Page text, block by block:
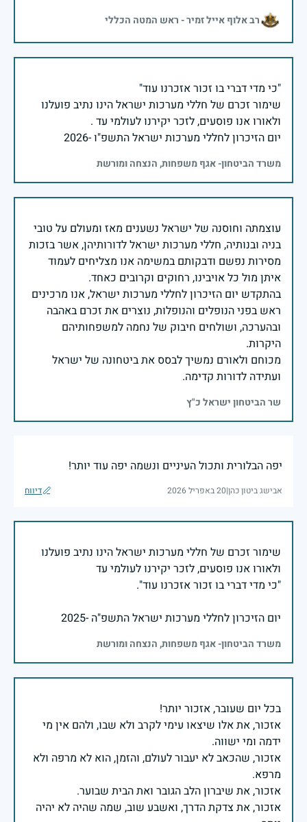
רב אלוף אייל זמיר - ראש המטה הכללי
שימור זכרם של חללי מערכות ישראל הינו נתיב פועלנו
יום הזיכרון לחללי מערכות ישראל התשפ"ו -2026
משרד הביטחון- אגף משפחות, הנצחה ומורשת
עוצמתה וחוסנה של ישראל נשענים מאז ומעולם על טובי
בניה ובנותיה, חללי מערכות ישראל לדורותיהן, אשר בזכות
מסירות נפשם ודבקותם במשימה אנו מצליחים לעמוד
בהתקדש יום הזיכרון לחללי מערכות ישראל, אנו מרכינים
ראש בפני הנופלים והנופלות, נוצרים את זכרם באהבה
ובהערכה, ושולחים חיבוק של נחמה למשפחותיהם
מכוחם ולאורם נמשיך לבסס את ביטחונה של ישראל
ועתידה לדורות קדימה.
שר הביטחון ישראל כ"ץ
יפה הבלורית ותכול העיניים ונשמה יפה עוד יותר!
אבישג ביטון כהן|20 באפריל 2026 דיווח
שימור זכרם של חללי מערכות ישראל הינו נתיב פועלנו
יום הזיכרון לחללי מערכות ישראל התשפ"ה -2025
משרד הביטחון- אגף משפחות, הנצחה ומורשת
אזכור, את אלו שיצאו עימי לקרב ולא שבו, ולהם אין מי
אזכור, שהכאב לא יעבור לעולם, והזמן, הוא לא מרפה ולא
אזכור, את צדקת הדרך, ואשבע שוב, שמה שהיה לא יהיה